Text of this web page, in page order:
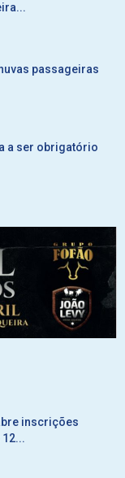
passageiras
a ser obrigatório
inscrições